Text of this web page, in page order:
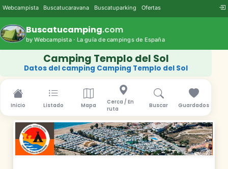
Webcampista Buscatucaravana Buscatuparking Ofertas
Buscatucamping.com
by Webcampista · La guía de campings de España
Camping Templo del Sol
Datos del camping Camping Templo del Sol
Inicio Listado Mapa
Cerca / En
ruta
Buscar Guardados